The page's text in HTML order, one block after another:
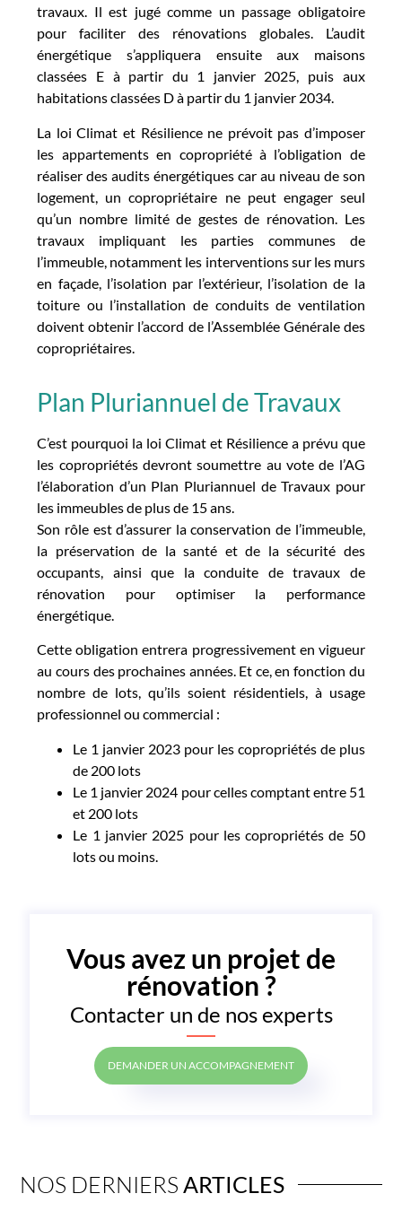
travaux. Il est jugé comme un passage obligatoire
pour faciliter des rénovations globales. L’audit
énergétique s’appliquera ensuite aux maisons
classées E à partir du 1 janvier 2025, puis aux
habitations classées D à partir du 1 janvier 2034.
La loi Climat et Résilience ne prévoit pas d’imposer
les appartements en copropriété à l’obligation de
réaliser des audits énergétiques car au niveau de son
logement, un copropriétaire ne peut engager seul
qu’un nombre limité de gestes de rénovation. Les
travaux impliquant les parties communes de
l’immeuble, notamment les interventions sur les murs
en façade, l’isolation par l’extérieur, l’isolation de la
toiture ou l’installation de conduits de ventilation
doivent obtenir l’accord de l’Assemblée Générale des
copropriétaires.
Plan Pluriannuel de Travaux
C’est pourquoi la loi Climat et Résilience a prévu que
les copropriétés devront soumettre au vote de l’AG
l’élaboration d’un Plan Pluriannuel de Travaux pour
les immeubles de plus de 15 ans.
Son rôle est d’assurer la conservation de l’immeuble,
la préservation de la santé et de la sécurité des
occupants, ainsi que la conduite de travaux de
rénovation pour optimiser la performance
énergétique.
Cette obligation entrera progressivement en vigueur
au cours des prochaines années. Et ce, en fonction du
nombre de lots, qu’ils soient résidentiels, à usage
professionnel ou commercial :
Le 1 janvier 2023 pour les copropriétés de plus
de 200 lots
Le 1 janvier 2024 pour celles comptant entre 51
et 200 lots
Le 1 janvier 2025 pour les copropriétés de 50
lots ou moins.
Vous avez un projet de
rénovation ?
Contacter un de nos experts
DEMANDER UN ACCOMPAGNEMENT
NOS DERNIERSARTICLES